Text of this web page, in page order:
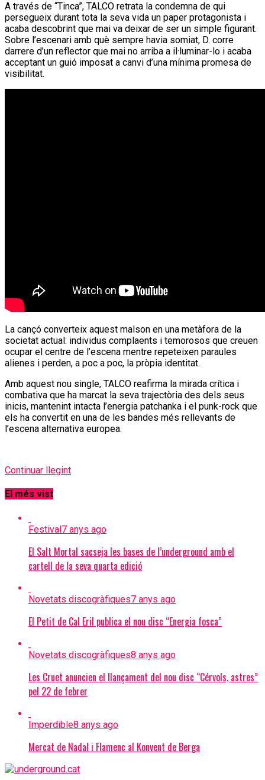
A través de “Tinca”, TALCO retrata la condemna de qui
persegueix durant tota la seva vida un paper protagonista i
acaba descobrint que mai va deixar de ser un simple figurant.
Sobre l’escenari amb què sempre havia somiat, D. corre
darrere d’un reflector que mai no arriba a il·luminar-lo i acaba
acceptant un guió imposat a canvi d’una mínima promesa de
visibilitat.
La cançó converteix aquest malson en una metàfora de la
societat actual: individus complaents i temorosos que creuen
ocupar el centre de l’escena mentre repeteixen paraules
alienes i perden, a poc a poc, la pròpia identitat.
Amb aquest nou single, TALCO reafirma la mirada crítica i
combativa que ha marcat la seva trajectòria des dels seus
inicis, mantenint intacta l’energia patchanka i el punk-rock que
els ha convertit en una de les bandes més rellevants de
l’escena alternativa europea.
Continuar llegint
El més vist
Festival7 anys ago
El Salt Mortal sacseja les bases de l’underground amb el
cartell de la seva quarta edició
Novetats discogràfiques7 anys ago
El Petit de Cal Eril publica el nou disc “Energia fosca”
Novetats discogràfiques8 anys ago
Les Cruet anuncien el llançament del nou disc “Cérvols, astres”
pel 22 de febrer
Imperdible8 anys ago
Mercat de Nadal i Flamenc al Konvent de Berga